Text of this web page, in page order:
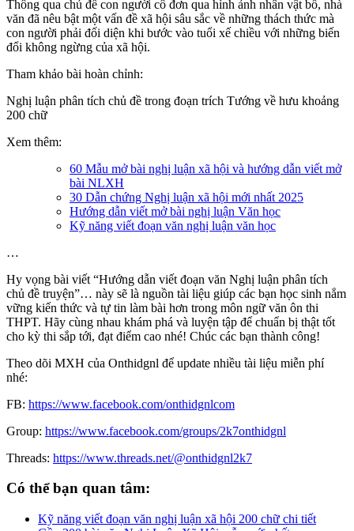
Thông qua chủ đề con người cô đơn qua hình ảnh nhân vật bố, nhà
văn đã nêu bật một vấn đề xã hội sâu sắc về những thách thức mà
con người phải đối diện khi bước vào tuổi xế chiều với những biến
đổi không ngừng của xã hội.
Tham khảo bài hoàn chỉnh:
Nghị luận phân tích chủ đề trong đoạn trích Tướng về hưu khoảng
200 chữ
Xem thêm:
60 Mẫu mở bài nghị luận xã hội và hướng dẫn viết mở
bài NLXH
30 Dẫn chứng Nghị luận xã hội mới nhất 2025
Hướng dẫn viết mở bài nghị luận Văn học
Kỹ năng viết đoạn văn nghị luận văn học
…
Hy vọng bài viết “Hướng dẫn viết đoạn văn Nghị luận phân tích
chủ đề truyện”… này sẽ là nguồn tài liệu giúp các bạn học sinh nắm
vững kiến thức và tự tin làm bài hơn trong môn ngữ văn ôn thi
THPT. Hãy cùng nhau khám phá và luyện tập để chuẩn bị thật tốt
cho kỳ thi sắp tới, đạt điểm cao nhé! Chúc các bạn thành công!
Theo dõi MXH của Onthidgnl để update nhiều tài liệu miễn phí
nhé:
FB: https://www.facebook.com/onthidgnlcom
Group: https://www.facebook.com/groups/2k7onthidgnl
Threads: https://www.threads.net/@onthidgnl2k7
Có thể bạn quan tâm:
Kỹ năng viết đoạn văn nghị luận xã hội 200 chữ chi tiết